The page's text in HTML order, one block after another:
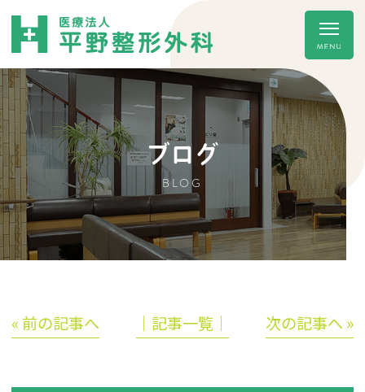
ブログ
BLOG
« 前の記事へ │記事一覧│ 次の記事へ »